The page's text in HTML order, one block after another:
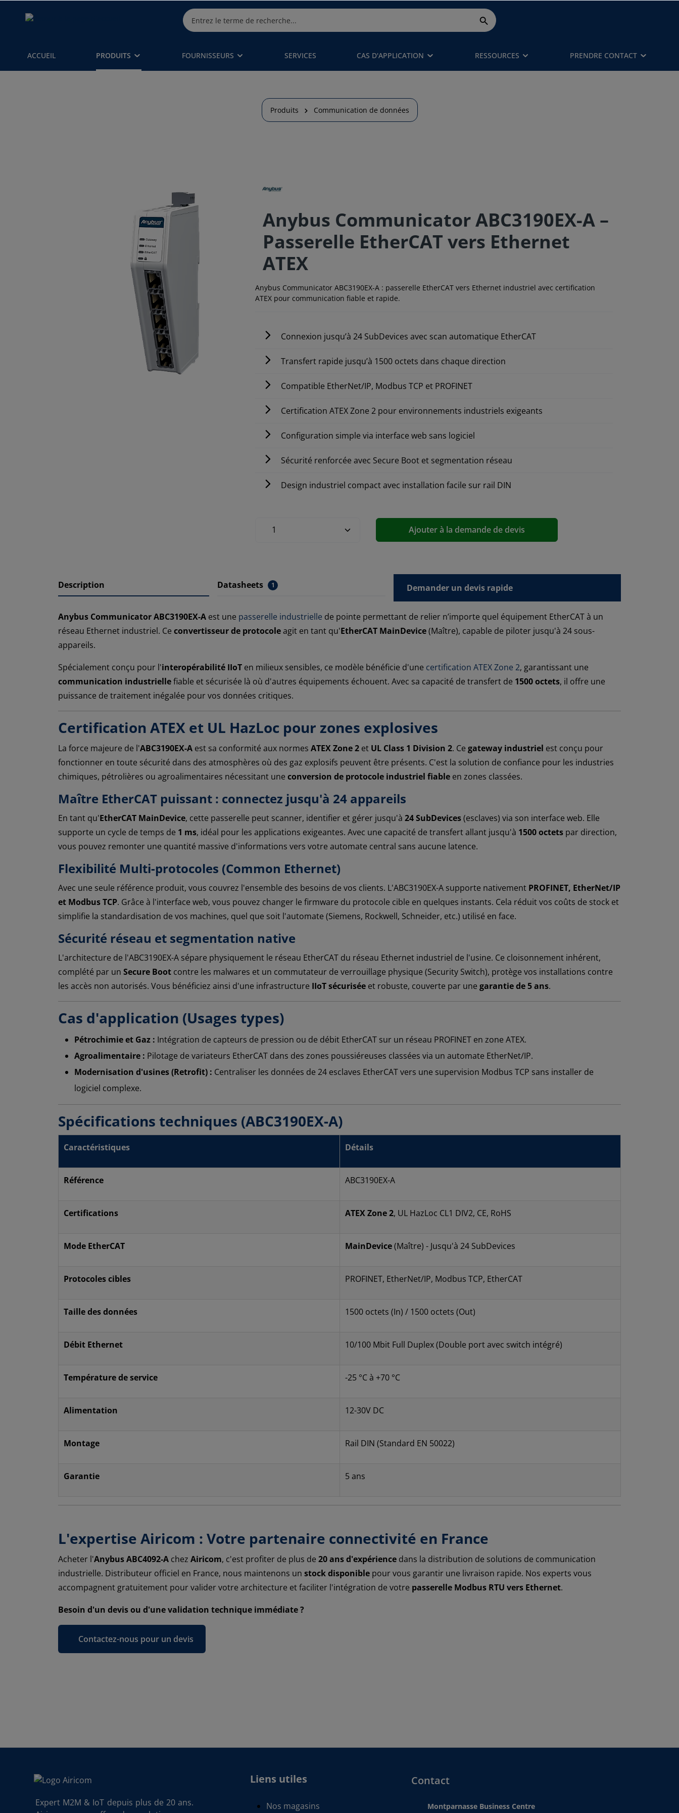
ACCUEIL PRODUITS FOURNISSEURS SERVICES CAS D'APPLICATION RESSOURCES PRENDRE CONTACT
Produits Communication de données
Anybus Communicator ABC3190EX-A –
Passerelle EtherCAT vers Ethernet
ATEX
Anybus Communicator ABC3190EX-A : passerelle EtherCAT vers Ethernet industriel avec certification
ATEX pour communication fiable et rapide.
Connexion jusqu’à 24 SubDevices avec scan automatique EtherCAT
Transfert rapide jusqu’à 1500 octets dans chaque direction
Compatible EtherNet/IP, Modbus TCP et PROFINET
Certification ATEX Zone 2 pour environnements industriels exigeants
Configuration simple via interface web sans logiciel
Sécurité renforcée avec Secure Boot et segmentation réseau
Design industriel compact avec installation facile sur rail DIN
Ajouter à la demande de devis
Description Datasheets 1 Demander un devis rapide
Anybus Communicator ABC3190EX-A est une passerelle industrielle de pointe permettant de relier n’importe quel équipement EtherCAT à un
réseau Ethernet industriel. Ce convertisseur de protocoleagit en tant qu'EtherCAT MainDevice(Maître), capable de piloter jusqu'à 24 sous-
appareils.
Spécialement conçu pour l'interopérabilité IIoT en milieux sensibles, ce modèle bénéficie d'une certification ATEX Zone 2, garantissant une
communication industriellefiable et sécurisée là où d'autres équipements échouent. Avec sa capacité de transfert de 1500 octets, il offre une
puissance de traitement inégalée pour vos données critiques.
Certification ATEX et UL HazLoc pour zones explosives
La force majeure de l'ABC3190EX-A est sa conformité aux normes ATEX Zone 2 et UL Class 1 Division 2. Ce gateway industriel est conçu pour
fonctionner en toute sécurité dans des atmosphères où des gaz explosifs peuvent être présents. C'est la solution de confiance pour les industries
chimiques, pétrolières ou agroalimentaires nécessitant une conversion de protocole industriel fiable en zones classées.
Maître EtherCAT puissant : connectez jusqu'à 24 appareils
En tant qu'EtherCAT MainDevice, cette passerelle peut scanner, identifier et gérer jusqu'à 24 SubDevices(esclaves) via son interface web. Elle
supporte un cycle de temps de 1 ms, idéal pour les applications exigeantes. Avec une capacité de transfert allant jusqu'à 1500 octets par direction,
vous pouvez remonter une quantité massive d'informations vers votre automate central sans aucune latence.
Flexibilité Multi-protocoles (Common Ethernet)
Avec une seule référence produit, vous couvrez l'ensemble des besoins de vos clients. L'ABC3190EX-A supporte nativement PROFINET, EtherNet/IP
et Modbus TCP. Grâce à l'interface web, vous pouvez changer le firmware du protocole cible en quelques instants. Cela réduit vos coûts de stock et
simplifie la standardisation de vos machines, quel que soit l'automate (Siemens, Rockwell, Schneider, etc.) utilisé en face.
Sécurité réseau et segmentation native
L'architecture de l'ABC3190EX-A sépare physiquement le réseau EtherCAT du réseau Ethernet industriel de l'usine. Ce cloisonnement inhérent,
complété par un Secure Boot contre les malwares et un commutateur de verrouillage physique (Security Switch), protège vos installations contre
les accès non autorisés. Vous bénéficiez ainsi d'une infrastructure IIoT sécurisée et robuste, couverte par une garantie de 5 ans.
Cas d'application (Usages types)
Pétrochimie et Gaz : Intégration de capteurs de pression ou de débit EtherCAT sur un réseau PROFINET en zone ATEX.
Agroalimentaire : Pilotage de variateurs EtherCAT dans des zones poussiéreuses classées via un automate EtherNet/IP.
Modernisation d'usines (Retrofit) : Centraliser les données de 24 esclaves EtherCAT vers une supervision Modbus TCP sans installer de
logiciel complexe.
Spécifications techniques (ABC3190EX-A)
Caractéristiques Détails
Référence ABC3190EX-A
Certifications ATEX Zone 2, UL HazLoc CL1 DIV2, CE, RoHS
Mode EtherCAT MainDevice(Maître) - Jusqu'à 24 SubDevices
Protocoles cibles PROFINET, EtherNet/IP, Modbus TCP, EtherCAT
Taille des données 1500 octets (In) / 1500 octets (Out)
Débit Ethernet 10/100 Mbit Full Duplex (Double port avec switch intégré)
Température de service -25 °C à +70 °C
Alimentation 12-30V DC
Montage Rail DIN (Standard EN 50022)
Garantie 5 ans
L'expertise Airicom : Votre partenaire connectivité en France
Acheter l'Anybus ABC4092-A chez Airicom, c'est profiter de plus de 20 ans d'expérience dans la distribution de solutions de communication
industrielle. Distributeur officiel en France, nous maintenons un stock disponible pour vous garantir une livraison rapide. Nos experts vous
accompagnent gratuitement pour valider votre architecture et faciliter l'intégration de votre passerelle Modbus RTU vers Ethernet.
Besoin d'un devis ou d'une validation technique immédiate ?
Contactez-nous pour un devis
Expert M2M & IoT depuis plus de 20 ans.
Liens utiles
Nos magasins
Contact
Montparnasse Business Centre